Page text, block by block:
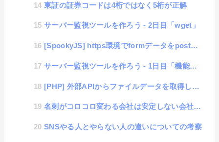
東証の証券コードは4桁ではなく5桁が正解
サーバー監視ツールを作ろう - 2日目「wget」
[SpookyJS] https環境でformデータをpostするやり方でEdinetサイトをクローリング
サーバー監視ツールを作ろう - 1日目「機能検討」
[PHP] 外部APIからファイルデータを取得した時の振る舞いについて
名刺がコロコロ変わる会社は安定しない会社という説
SNSやる人とやらない人の違いについての考察